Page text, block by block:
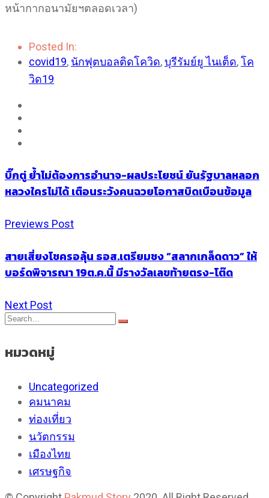
หน้ากากอนามัยฯตลอดเวลา)
Posted In:
covid19, นักฟุตบอลติดโควิด,บุรีรัมย์ยู ไนเต็ด,โค
วิด19
บิ๊กตู่ ย้ำไม่ต้องการอำนาจ-ผลประโยชน์ ยันรัฐบาลหลอก
หลวงใครไม่ได้ เตือนระวังคนฉวยโอกาสบิดเบือนข้อมูล
Previews Post
สายเสี่ยงโชครอลุ้น ธอส.เตรียมชง “สลากเกล็ดดาว” ให้
บอร์ดพิจารณา 19ต.ค.นี้ มีรางวัลเลขท้ายตรง-โต๊ด
Next Post
หมวดหมู่
Uncategorized
คมนาคม
ท่องเที่ยว
นวัตกรรม
เมืองไทย
เศรษฐกิจ